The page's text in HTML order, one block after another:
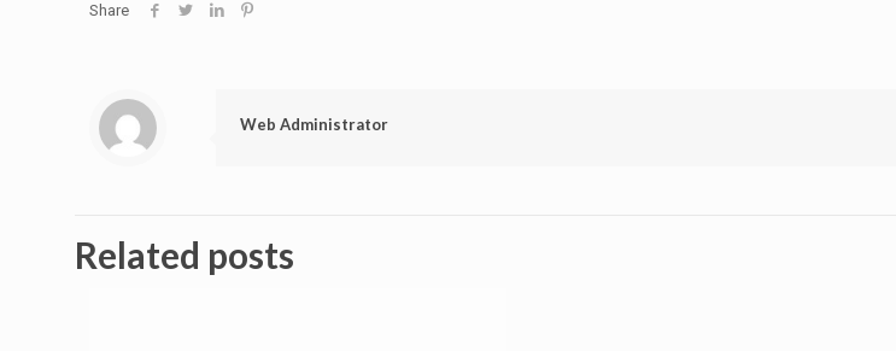
Share
Web Administrator
Related posts